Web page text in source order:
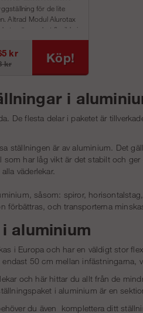
för de lite
Altrad Modul Alurotax
är mycket flexibla i
kr
kr Köp!
i
De flesta delar i paketet är
ställningen är av aluminium. Det
har låg vikt är det stabilt och
väderlekar.
såsom: spiror,
förbättras, och transporterna
aluminium
i Europa och har en väldigt stor
50 cm mellan
och här hittar du allt från de
i aluminium är en
du även komplettera ditt